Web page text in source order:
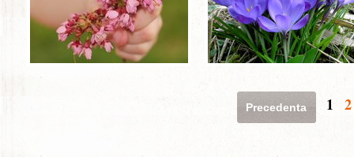
Precedenta 1 2